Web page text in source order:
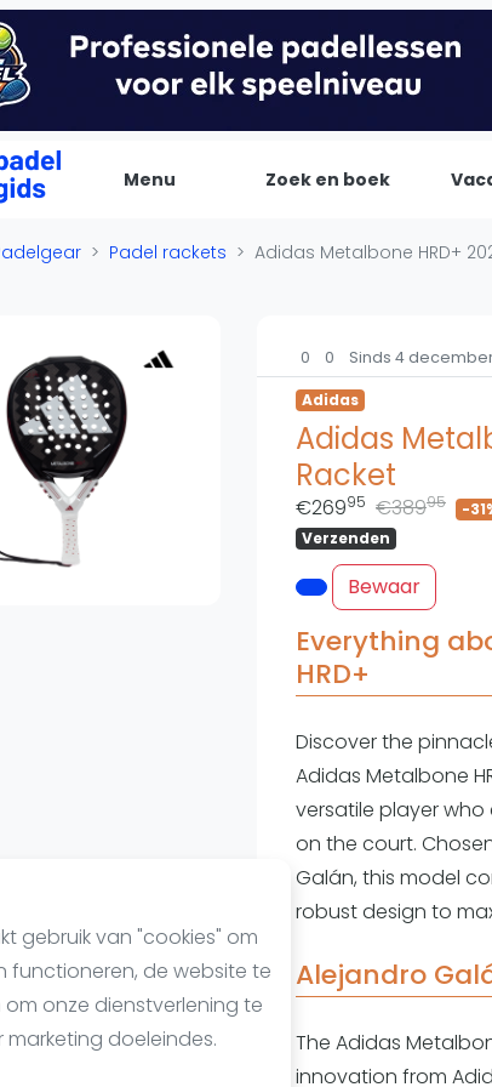
gebruik van "cookies" om
functioneren, de website te
onze dienstverlening te
doeleindes.
Menu
Padel Gids
categorien
Padel
Blog artikelen
Vragen over
Padelgear
Overige
Ranglijsten
Nationale
Internationale
Zoek en boek
Padel rackets Adidas Metalbone HRD+
0 0 Sinds 4
Adidas
Adidas
Racket
€26995 €38995
-
Verzenden
Bewaar
Everything
HRD+
Discover the
Adidas Metalbone
versatile player
on the court.
Galán, this model
robust design to
Alejandro
The Adidas
innovation from